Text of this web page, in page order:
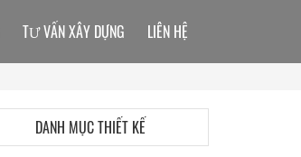
TƯ VẤN XÂY DỰNG LIÊN HỆ
DANH MỤC THIẾT KẾ